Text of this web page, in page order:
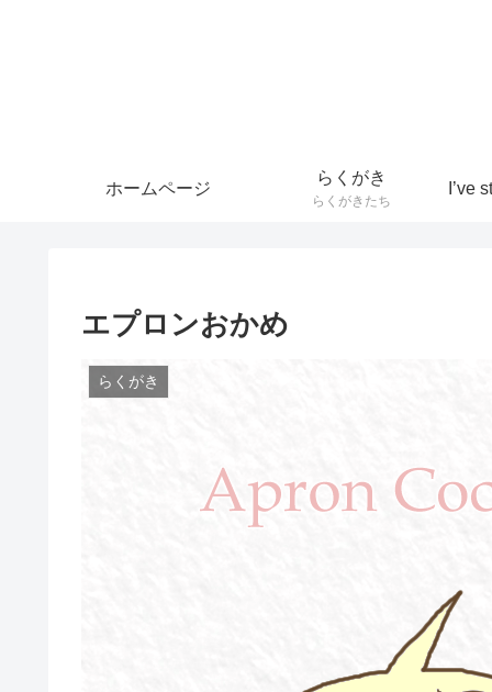
ホームページ
らくがき
らくがきたち
エプロンおかめ
らくがき